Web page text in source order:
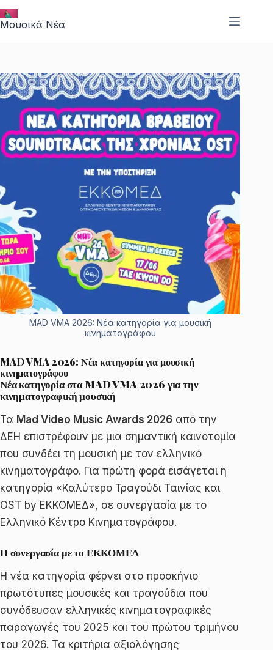
στο
περιεχόμενο
Μουσικά Νέα
MAD VMA 2026: Νέα κατηγορία για μουσική
κινηματογράφου
MAD VMA 2026: Νέα κατηγορία για μουσική
κινηματογράφου
Νέα κατηγορία στα MAD VMA 2026 για την
κινηματογραφική μουσική
Τα Mad Video Music Awards 2026 από την
ΔΕΗ επιστρέφουν με μια σημαντική καινοτομία
που συνδέει τη μουσική με τον ελληνικό
κινηματογράφο. Για πρώτη φορά εισάγεται η
κατηγορία «Καλύτερο Τραγούδι Ταινίας και
OST by ΕΚΚΟΜΕΔ», σε συνεργασία με το
Ελληνικό Κέντρο Κινηματογράφου.
Η συνεργασία με το ΕΚΚΟΜΕΔ
Η νέα κατηγορία φέρνει στο προσκήνιο
πρωτότυπες μουσικές και τραγούδια που
συνόδευσαν ελληνικές κινηματογραφικές
παραγωγές του 2025 και του πρώτου τριμήνου
του 2026. Τα κριτήρια αξιολόγησης